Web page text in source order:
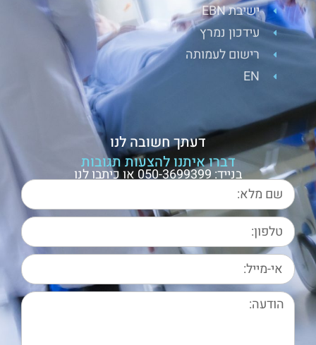
ישיבת EBN
עידכון נמרץ
רישום לעמותה
EN
דעתך חשובה לנו
דברו איתנו להצעות תגובות
בנייד: 050-3699399 או כיתבו לנו